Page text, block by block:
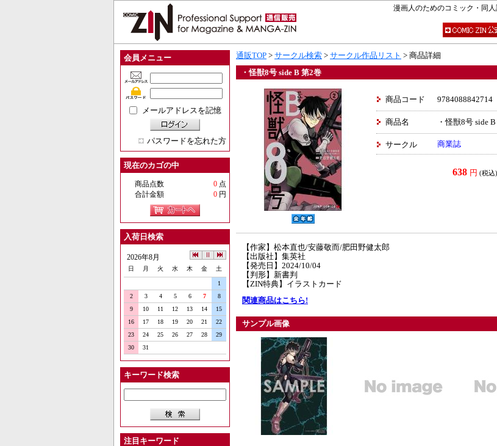
漫画人のためのコミック・同
会員メニュー
メールアドレスを記憶
パスワードを忘れた方
現在のカゴの中
商品点数 0 点
合計金額
0 円
入荷日検索
2026年8月
日 月 火 水 木 金 土
1
2
3 4 5 6 7
8
9
10 11 12 13 14
15
16
17 18 19 20 21
22
23
24 25 26 27 28
29
30
31
キーワード検索
注目キーワード
通販TOP > サークル検索 > サークル作品リスト > 商品詳細
・怪獣8号 side B 第2巻
商品コード 9784088842714
商品名 ・怪獣8号 side
サークル 商業誌
638 円 (税込)
【作家】松本直也/安藤敬而/肥田野健太郎
【出版社】集英社
【発売日】2024/10/04
【判形】新書判
【ZIN特典】イラストカード
関連商品はこちら!
サンプル画像